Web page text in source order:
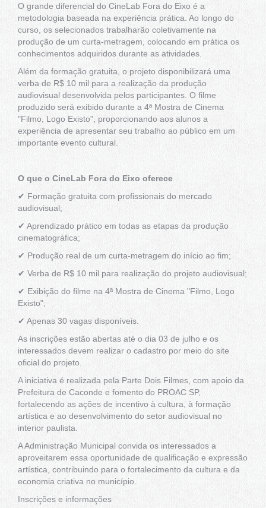
O grande diferencial do CineLab Fora do Eixo é a
metodologia baseada na experiência prática. Ao longo do
curso, os selecionados trabalharão coletivamente na
produção de um curta-metragem, colocando em prática os
conhecimentos adquiridos durante as atividades.
Além da formação gratuita, o projeto disponibilizará uma
verba de R$ 10 mil para a realização da produção
audiovisual desenvolvida pelos participantes. O filme
produzido será exibido durante a 4ª Mostra de Cinema
"Filmo, Logo Existo", proporcionando aos alunos a
experiência de apresentar seu trabalho ao público em um
importante evento cultural.
O que o CineLab Fora do Eixo oferece
✔ Formação gratuita com profissionais do mercado
audiovisual;
✔ Aprendizado prático em todas as etapas da produção
cinematográfica;
✔ Produção real de um curta-metragem do início ao fim;
✔ Verba de R$ 10 mil para realização do projeto audiovisual;
✔ Exibição do filme na 4ª Mostra de Cinema "Filmo, Logo
Existo";
✔ Apenas 30 vagas disponíveis.
As inscrições estão abertas até o dia 03 de julho e os
interessados devem realizar o cadastro por meio do site
oficial do projeto.
A iniciativa é realizada pela Parte Dois Filmes, com apoio da
Prefeitura de Caconde e fomento do PROAC SP,
fortalecendo as ações de incentivo à cultura, à formação
artística e ao desenvolvimento do setor audiovisual no
interior paulista.
A Administração Municipal convida os interessados a
aproveitarem essa oportunidade de qualificação e expressão
artística, contribuindo para o fortalecimento da cultura e da
economia criativa no município.
Inscrições e informações